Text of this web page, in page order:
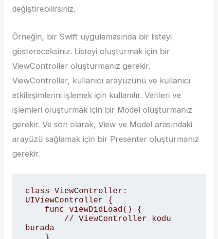
değiştirebilirsiniz.
Örneğin, bir Swift uygulamasında bir listeyi
göstereceksiniz. Listeyi oluşturmak için bir
ViewController oluşturmanız gerekir.
ViewController, kullanıcı arayüzünü ve kullanıcı
etkileşimlerini işlemek için kullanılır. Verileri ve
işlemleri oluşturmak için bir Model oluşturmanız
gerekir. Ve son olarak, View ve Model arasındaki
arayüzü sağlamak için bir Presenter oluşturmanız
gerekir.
class ViewController:
UIViewController {
burada